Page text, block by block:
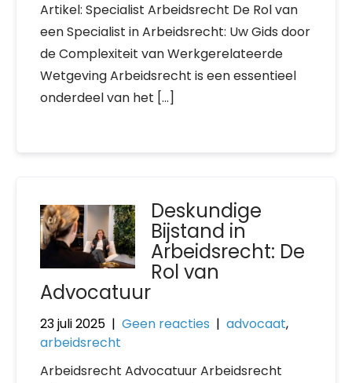
Artikel: Specialist Arbeidsrecht De Rol van
een Specialist in Arbeidsrecht: Uw Gids door
de Complexiteit van Werkgerelateerde
Wetgeving Arbeidsrecht is een essentieel
onderdeel van het […]
Deskundige
Bijstand in
Arbeidsrecht: De
Rol van
Advocatuur
23 juli 2025 | Geen reacties | advocaat,
arbeidsrecht
Arbeidsrecht Advocatuur Arbeidsrecht